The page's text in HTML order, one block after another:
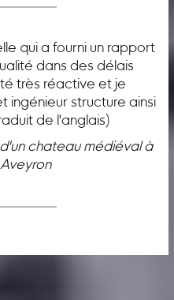
qui a fourni un rapport
dans des délais
très réactive et je
ingénieur structure ainsi
de l'anglais)
chateau médiéval à